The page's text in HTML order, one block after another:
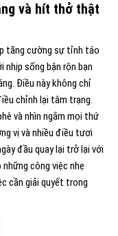
và hít thở thật
tăng cường sự tỉnh táo
nhịp sống bận rộn bạn
Điều này không chỉ
chỉnh lại tâm trạng.
và nhìn ngắm mọi thứ
vị và nhiều điều tươi
đầu quay lại trở lại với
công việc nhẹ
cần giải quyết trong